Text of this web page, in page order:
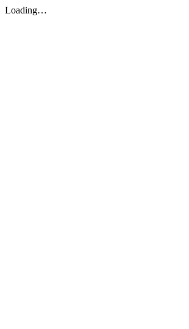
Loading…